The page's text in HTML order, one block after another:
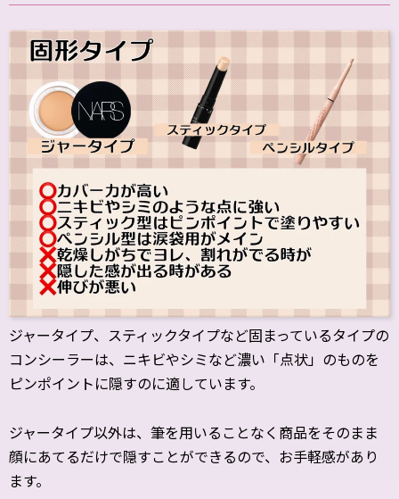
ジャータイプ、スティックタイプなど固まっているタイプの
コンシーラーは、ニキビやシミなど濃い「点状」のものを
ピンポイントに隠すのに適しています。
ジャータイプ以外は、筆を用いることなく商品をそのまま
顔にあてるだけで隠すことができるので、お手軽感があり
ます。